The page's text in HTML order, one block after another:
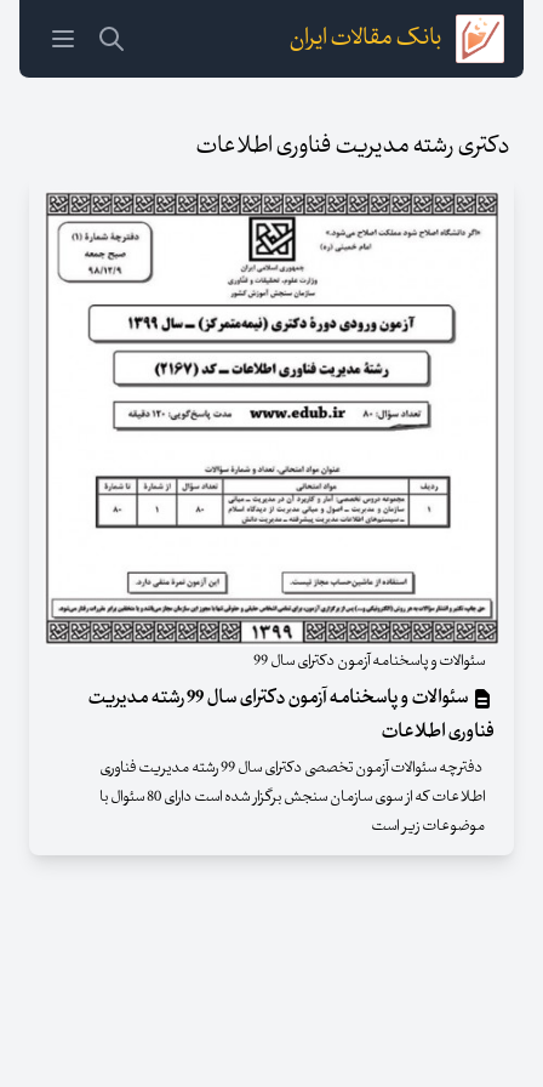
بانک مقالات ایران
دکتری رشته مدیریت فناوری اطلاعات
سئوالات و پاسخنامه آزمون دکترای سال 99
سئوالات و پاسخنامه آزمون دکترای سال 99 رشته مدیریت
فناوری اطلاعات
دفترچه سئوالات آزمون تخصصی دکترای سال 99 رشته مدیریت فناوری
اطلاعات که از سوی سازمان سنجش برگزار شده است دارای 80 سئوال با
موضوعات زیر است